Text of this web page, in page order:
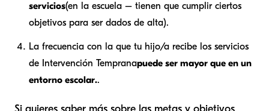
servicios(en la escuela – tienen que cumplir ciertos
objetivos para ser dados de alta).
La frecuencia con la que tu hijo/a recibe los servicios
de Intervención Tempranapuede ser mayor que en un
entorno escolar..